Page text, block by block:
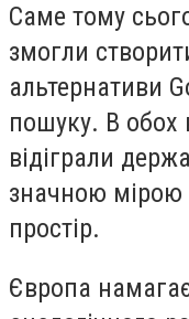
Саме тому
змогли
альтернативи
пошуку. В обох
відіграли
значною
простір.
Європа